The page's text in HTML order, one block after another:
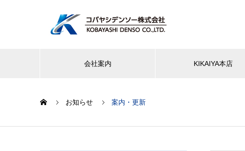
会社案内 KIKAIYA本店
お知らせ 案内・更新